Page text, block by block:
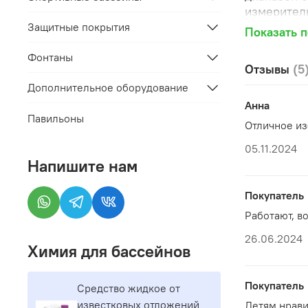
темном и
Показать
Отзывы (5)
Анна
Отличное
05.11.2024
Покупатель
Работают,
26.06.2024
Покупатель
Защитные покрытия
Фонтаны
Дополнительное оборудование
Павильоны
Напишите нам
Химия для бассейнов
Средство жидкое от
известковых отложений